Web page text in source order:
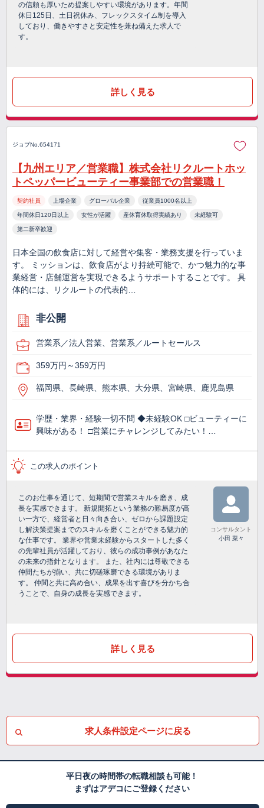
の信頼も厚いため提案しやすい環境があります。年間
休日125日、土日祝休み、フレックスタイム制を導入
しており、働きやすさと安定性を兼ね備えた求人で
す。
詳しく見る
ジョブNo.654171
【九州エリア／営業職】株式会社リクルートホッ
トペッパービューティー事業部での営業職！
契約社員 上場企業 グローバル企業 従業員1000名以上
年間休日120日以上 女性が活躍 産休育休取得実績あり 未経験可
第二新卒歓迎
日本全国の飲食店に対して経営や集客・業務支援を行っていま
す。 ミッションは、飲食店がより持続可能で、かつ魅力的な事
業経営・店舗運営を実現できるようサポートすることです。 具
体的には、リクルートの代表的…
非公開
営業系／法人営業、営業系／ルートセールス
359万円～359万円
福岡県、長崎県、熊本県、大分県、宮崎県、鹿児島県
学歴・業界・経験一切不問 ◆未経験OK □ビューティーに
興味がある！ □営業にチャレンジしてみたい！…
この求人のポイント
このお仕事を通じて、短期間で営業スキルを磨き、成
長を実感できます。 新規開拓という業務の難易度が高
い一方で、経営者と日々向き合い、ゼロから課題設定
し解決策提案までのスキルを磨くことができる魅力的
な仕事です。 業界や営業未経験からスタートした多く
の先輩社員が活躍しており、彼らの成功事例があなた
の未来の指針となります。 また、社内には尊敬できる
仲間たちが揃い、共に切磋琢磨できる環境がありま
す。 仲間と共に高め合い、成果を出す喜びを分かち合
うことで、自身の成長を実感できます。
コンサルタント
小田 菜々
詳しく見る
求人条件設定ページに戻る
平日夜の時間帯の転職相談も可能！
まずはアデコにご登録ください